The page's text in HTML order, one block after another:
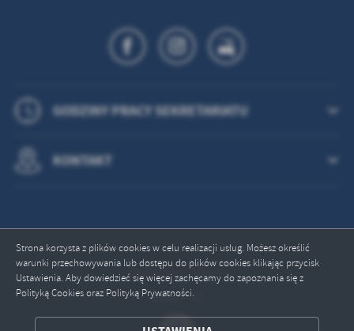
Strona korzysta z plików cookies w celu realizacji usług. Możesz określić
warunki przechowywania lub dostępu do plików cookies klikając przycisk
Ustawienia. Aby dowiedzieć się więcej zachęcamy do zapoznania się z
Polityką Cookies oraz Polityką Prywatności.
GODZINY PRACY SEKRETARIATU
KONTAKT
Odwiedzin: 749672
Online: 26